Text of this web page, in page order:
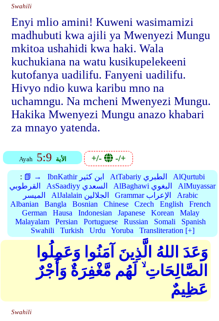
Swahili
Enyi mlio amini! Kuweni wasimamizi
madhubuti kwa ajili ya Mwenyezi Mungu
mkitoa ushahidi kwa haki. Wala
kuchukiana na watu kusikupelekeeni
kutofanya uadilifu. Fanyeni uadilifu.
Hivyo ndio kuwa karibu mno na
uchamngu. Na mcheni Mwenyezi Mungu.
Hakika Mwenyezi Mungu anazo khabari
za mnayo yatenda.
Ayah 5:9 الأية +/- -/+
: 📗 → IbnKathir ابن كثير AtTabariy الطبري
AlQurtubi
القرطوبي
AsSaadiyy السعدي AlBaghawi البغوي
AlMuyassar
الميسر
AlJalalain الجلالين Grammar الإعراب
Arabic
Albanian
Bangla Bosnian Chinese Czech English
French
German
Hausa Indonesian Japanese Korean
Malay
Malayalam
Persian Portuguese Russian Somali
Spanish
Swahili
Turkish Urdu Yoruba Transliteration [+]
وَعَدَ اللهُ الَّذِينَ آمَنُوا وَعَمِلُوا
الصَّالِحَاتِ ۙ لَهُم مَّغْفِرَةٌ وَأَجْرٌ
عَظِيمٌ
Swahili